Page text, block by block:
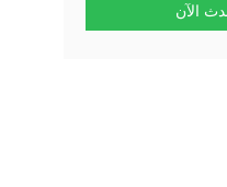
الآن